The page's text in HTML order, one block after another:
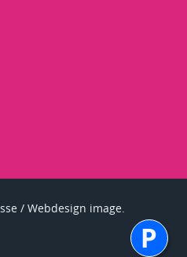
/ Webdesign image.